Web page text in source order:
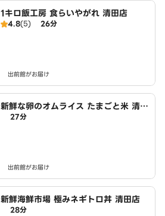
1キロ飯工房 食らいやがれ 清田店
4.8(5) 26分
出前館がお届け
新鮮な卵のオムライス たまごと米 清田
27分
出前館がお届け
新鮮海鮮市場 極みネギトロ丼 清田店
28分